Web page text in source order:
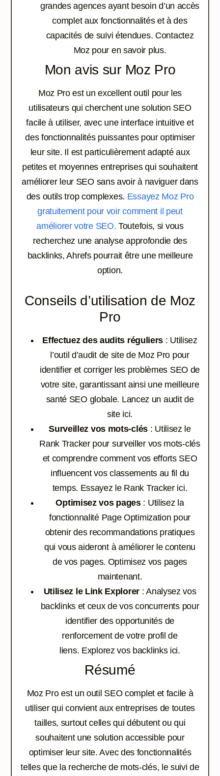
grandes agences ayant besoin d’un accès
complet aux fonctionnalités et à des
capacités de suivi étendues. Contactez
Moz pour en savoir plus.
Mon avis sur Moz Pro
Moz Pro est un excellent outil pour les
utilisateurs qui cherchent une solution SEO
facile à utiliser, avec une interface intuitive et
des fonctionnalités puissantes pour optimiser
leur site. Il est particulièrement adapté aux
petites et moyennes entreprises qui souhaitent
améliorer leur SEO sans avoir à naviguer dans
des outils trop complexes. Essayez Moz Pro
gratuitement pour voir comment il peut
améliorer votre SEO. Toutefois, si vous
recherchez une analyse approfondie des
backlinks, Ahrefs pourrait être une meilleure
option.
Conseils d’utilisation de Moz
Pro
Effectuez des audits réguliers : Utilisez
l’outil d’audit de site de Moz Pro pour
identifier et corriger les problèmes SEO de
votre site, garantissant ainsi une meilleure
santé SEO globale. Lancez un audit de
site ici.
Surveillez vos mots-clés : Utilisez le
Rank Tracker pour surveiller vos mots-clés
et comprendre comment vos efforts SEO
influencent vos classements au fil du
temps. Essayez le Rank Tracker ici.
Optimisez vos pages: Utilisez la
fonctionnalité Page Optimization pour
obtenir des recommandations pratiques
qui vous aideront à améliorer le contenu
de vos pages. Optimisez vos pages
maintenant.
Utilisez le Link Explorer : Analysez vos
backlinks et ceux de vos concurrents pour
identifier des opportunités de
renforcement de votre profil de
liens. Explorez vos backlinks ici.
Résumé
Moz Pro est un outil SEO complet et facile à
utiliser qui convient aux entreprises de toutes
tailles, surtout celles qui débutent ou qui
souhaitent une solution accessible pour
optimiser leur site. Avec des fonctionnalités
telles que la recherche de mots-clés, le suivi de